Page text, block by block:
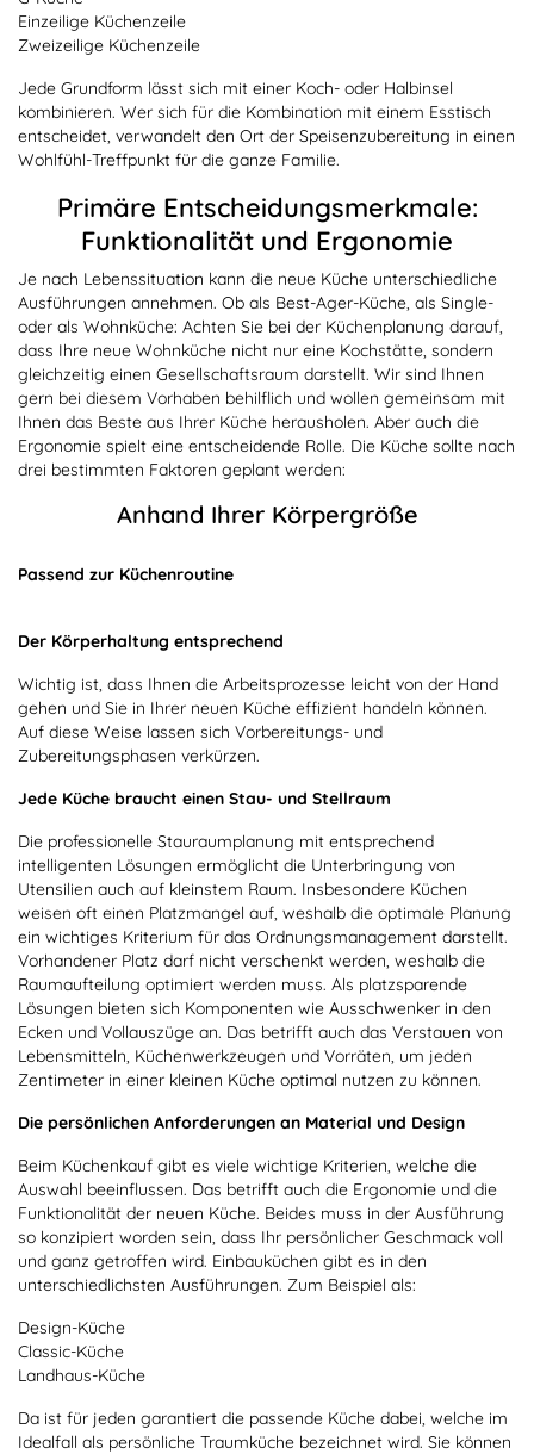
Einzeilige Küchenzeile
Zweizeilige Küchenzeile
Jede Grundform lässt sich mit einer Koch- oder Halbinsel
kombinieren. Wer sich für die Kombination mit einem Esstisch
entscheidet, verwandelt den Ort der Speisenzubereitung in einen
Wohlfühl-Treffpunkt für die ganze Familie.
Primäre Entscheidungsmerkmale:
Funktionalität und Ergonomie
Je nach Lebenssituation kann die neue Küche unterschiedliche
Ausführungen annehmen. Ob als Best-Ager-Küche, als Single-
oder als Wohnküche: Achten Sie bei der Küchenplanung darauf,
dass Ihre neue Wohnküche nicht nur eine Kochstätte, sondern
gleichzeitig einen Gesellschaftsraum darstellt. Wir sind Ihnen
gern bei diesem Vorhaben behilflich und wollen gemeinsam mit
Ihnen das Beste aus Ihrer Küche herausholen. Aber auch die
Ergonomie spielt eine entscheidende Rolle. Die Küche sollte nach
drei bestimmten Faktoren geplant werden:
Anhand Ihrer Körpergröße
Passend zur Küchenroutine
Der Körperhaltung entsprechend
Wichtig ist, dass Ihnen die Arbeitsprozesse leicht von der Hand
gehen und Sie in Ihrer neuen Küche effizient handeln können.
Auf diese Weise lassen sich Vorbereitungs- und
Zubereitungsphasen verkürzen.
Jede Küche braucht einen Stau- und Stellraum
Die professionelle Stauraumplanung mit entsprechend
intelligenten Lösungen ermöglicht die Unterbringung von
Utensilien auch auf kleinstem Raum. Insbesondere Küchen
weisen oft einen Platzmangel auf, weshalb die optimale Planung
ein wichtiges Kriterium für das Ordnungsmanagement darstellt.
Vorhandener Platz darf nicht verschenkt werden, weshalb die
Raumaufteilung optimiert werden muss. Als platzsparende
Lösungen bieten sich Komponenten wie Ausschwenker in den
Ecken und Vollauszüge an. Das betrifft auch das Verstauen von
Lebensmitteln, Küchenwerkzeugen und Vorräten, um jeden
Zentimeter in einer kleinen Küche optimal nutzen zu können.
Die persönlichen Anforderungen an Material und Design
Beim Küchenkauf gibt es viele wichtige Kriterien, welche die
Auswahl beeinflussen. Das betrifft auch die Ergonomie und die
Funktionalität der neuen Küche. Beides muss in der Ausführung
so konzipiert worden sein, dass Ihr persönlicher Geschmack voll
und ganz getroffen wird. Einbauküchen gibt es in den
unterschiedlichsten Ausführungen. Zum Beispiel als:
Design-Küche
Classic-Küche
Landhaus-Küche
Da ist für jeden garantiert die passende Küche dabei, welche im
Idealfall als persönliche Traumküche bezeichnet wird. Sie können